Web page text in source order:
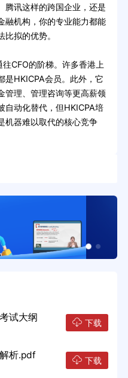
腾讯这样的跨国企业，还是
融机构，你的专业能力都能
拟的优势。
CFO的阶梯。许多香港上
是HKICPA会员。此外，它
管理、管理咨询等更高薪领
自动化替代，但HKICPA培
机器难以取代的核心竞争
试大纲 下载
析.pdf 下载